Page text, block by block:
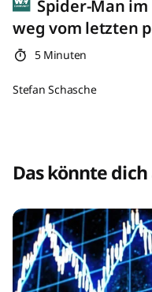
Spider-Man
weg vom letzten
5 Minuten
Stefan Schasche
Das könnte